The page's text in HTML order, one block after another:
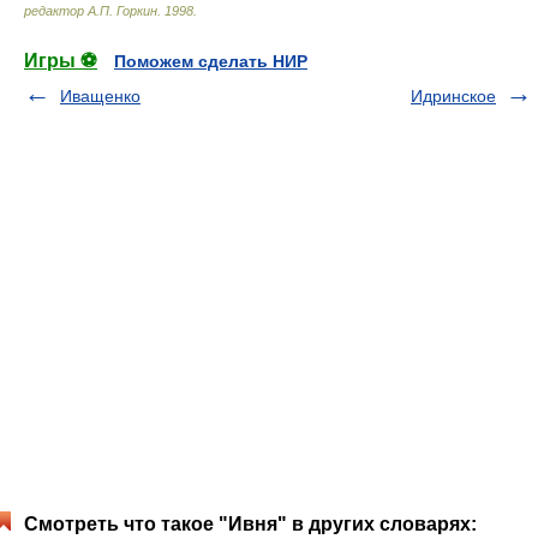
редактор А.П. Горкин 1998
Игры ⚽
Поможем сделать НИР
Иващенко
Идринское
Смотреть что такое "Ивня" в других словарях: